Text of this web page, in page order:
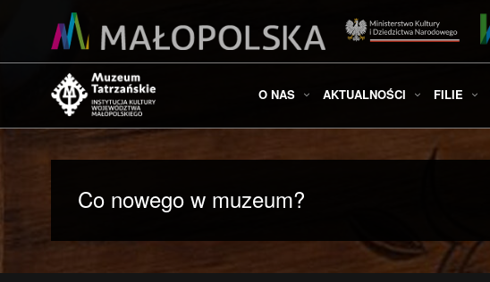
O NAS AKTUALNOŚCI FILIE
Co nowego w muzeum?